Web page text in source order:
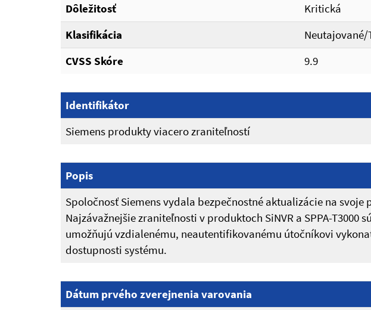
Dôležitosť
Kritická
Klasifikácia
Neutajované/
CVSS Skóre
9.9
Identifikátor
Siemens produkty viacero zraniteľností
Popis
Spoločnosť Siemens vydala bezpečnostné aktualizácie na
Najzávažnejšie zraniteľnosti v produktoch SiNVR a SPPA-
umožňujú vzdialenému, neautentifikovanému útočníkovi
dostupnosti systému.
Dátum prvého zverejnenia varovania